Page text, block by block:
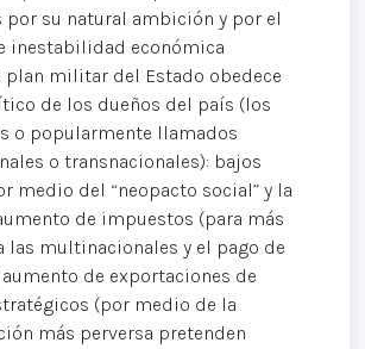
por su natural ambición y por el
inestabilidad económica
plan militar del Estado obedece
de los dueños del país (los
o popularmente llamados
o transnacionales): bajos
medio del “neopacto social” y la
de impuestos (para más
las multinacionales y el pago de
aumento de exportaciones de
(por medio de la
más perversa pretenden